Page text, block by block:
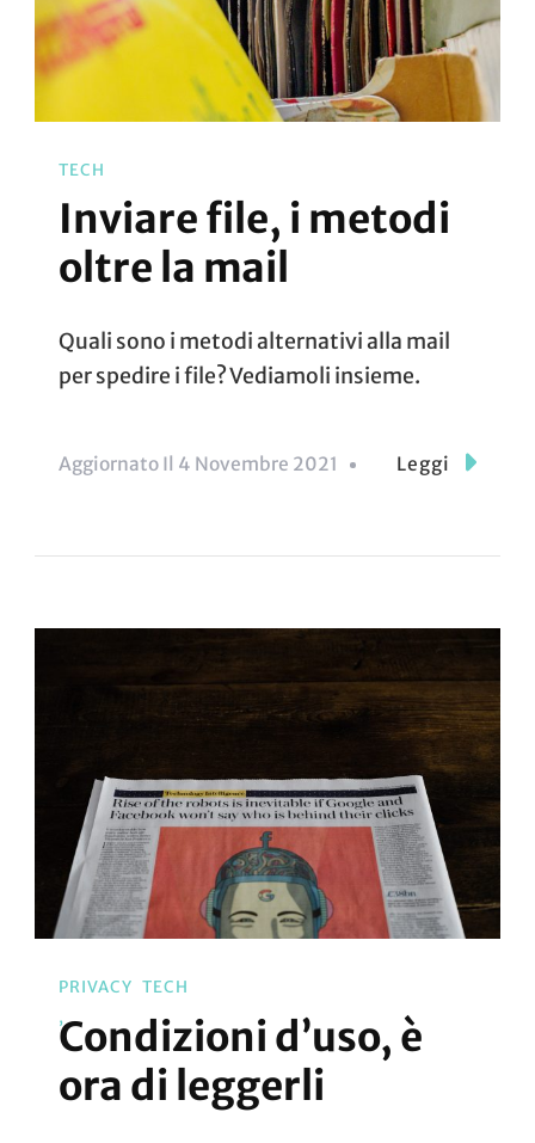
TECH
Inviare file, i metodi
oltre la mail
Quali sono i metodi alternativi alla mail
per spedire i file? Vediamoli insieme.
Aggiornato Il 4 Novembre 2021 Leggi
PRIVACY TECH
Condizioni d’uso, è
ora di leggerli